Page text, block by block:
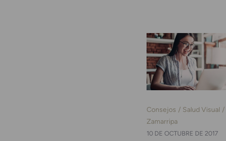
Consejos
Salud Visual
Zamarripa
10 DE OCTUBRE DE 2017